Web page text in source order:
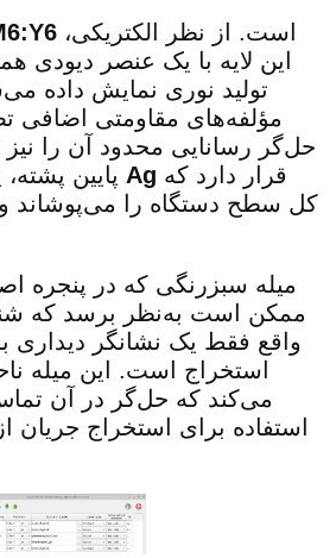
این لایه با یک عنصر دیودی
تولید نوری نمایش داده
مؤلفه‌های مقاومتی اضافی
حل‌گر رسانایی محدود آن را نیز
Ag
کل سطح دستگاه را می‌پوشاند و
میله سبزرنگی که در پنجره
ممکن است به‌نظر برسد که
واقع فقط یک نشانگر
استخراج است. این میله
می‌کند که حل‌گر در آن
استفاده برای استخراج جریان